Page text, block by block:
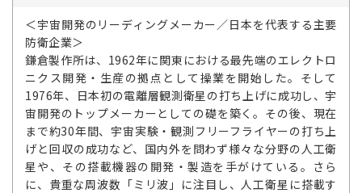
＜宇宙開発のリーディングメーカー／日本を代表する主要
防衛企業＞
鎌倉製作所は、1962年に関東における最先端のエレクトロ
ニクス開発・生産の拠点として操業を開始した。そして
1976年、日本初の電離層観測衛星の打ち上げに成功し、宇
宙開発のトップメーカーとしての礎を築く。その後、現在
まで約30年間、宇宙実験・観測フリーフライヤーの打ち上
げと回収の成功など、国内外を問わず様々な分野の人工衛
星や、その搭載機器の開発・製造を手がけている。さら
に、貴重な周波数「ミリ波」に注目し、人工衛星に搭載す